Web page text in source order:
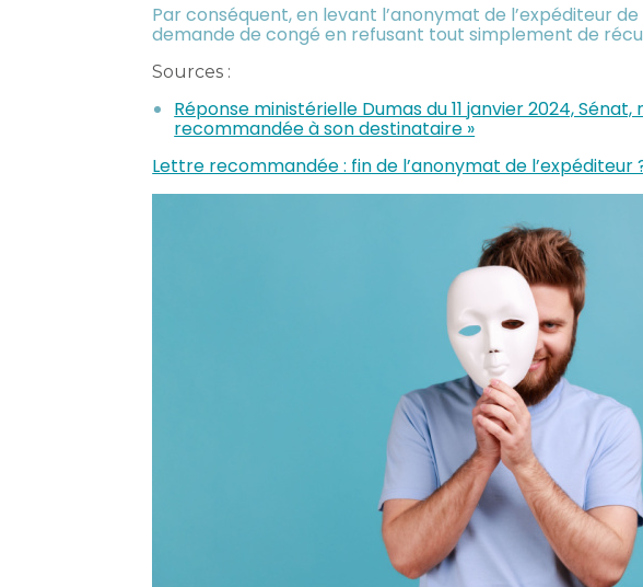
Par conséquent, en levant l’anonymat de l’expéditeur
demande de congé en refusant tout simplement de
Sources :
Réponse ministérielle Dumas du 11 janvier 2024,
recommandée à son destinataire »
Lettre recommandée : fin de l’anonymat de l’expéditeur